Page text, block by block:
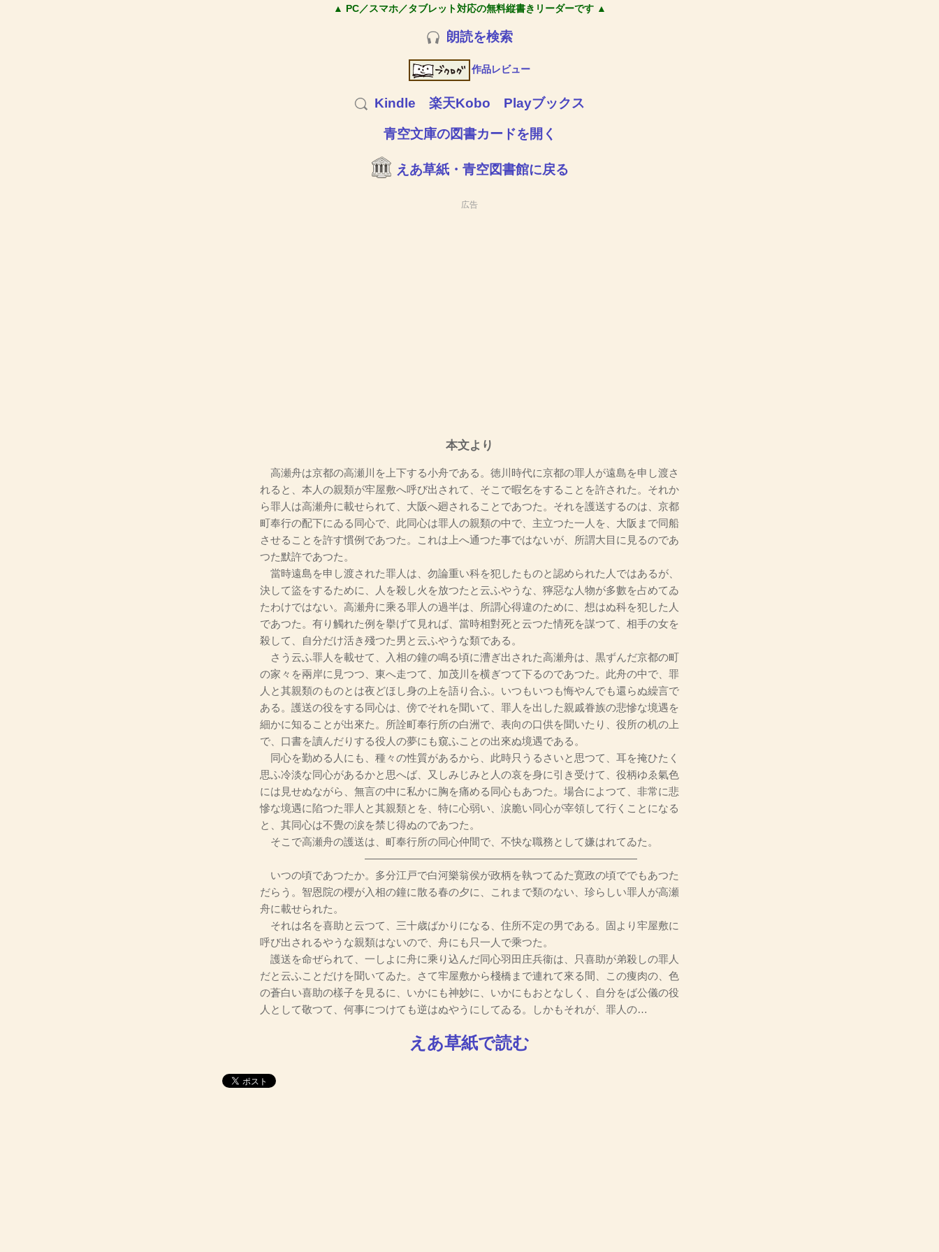
▲ PC／スマホ／タブレット対応の無料縦書きリーダーです ▲
朗読を検索
作品レビュー
Kindle 楽天Kobo Playブックス
青空文庫の図書カードを開く
えあ草紙・青空図書館に戻る
広告
本文より
高瀬舟は京都の高瀬川を上下する小舟である。徳川時代に京都の罪人が遠島を申し渡さ
れると、本人の親類が牢屋敷へ呼び出されて、そこで暇乞をすることを許された。それか
ら罪人は高瀬舟に載せられて、大阪へ廻されることであつた。それを護送するのは、京都
町奉行の配下にゐる同心で、此同心は罪人の親類の中で、主立つた一人を、大阪まで同船
させることを許す慣例であつた。これは上へ通つた事ではないが、所謂大目に見るのであ
つた默許であつた。
當時遠島を申し渡された罪人は、勿論重い科を犯したものと認められた人ではあるが、
決して盜をするために、人を殺し火を放つたと云ふやうな、獰惡な人物が多數を占めてゐ
たわけではない。高瀬舟に乘る罪人の過半は、所謂心得違のために、想はぬ科を犯した人
であつた。有り觸れた例を擧げて見れば、當時相對死と云つた情死を謀つて、相手の女を
殺して、自分だけ活き殘つた男と云ふやうな類である。
さう云ふ罪人を載せて、入相の鐘の鳴る頃に漕ぎ出された高瀬舟は、黒ずんだ京都の町
の家々を兩岸に見つつ、東へ走つて、加茂川を横ぎつて下るのであつた。此舟の中で、罪
人と其親類のものとは夜どほし身の上を語り合ふ。いつもいつも悔やんでも還らぬ繰言で
ある。護送の役をする同心は、傍でそれを聞いて、罪人を出した親戚眷族の悲慘な境遇を
細かに知ることが出來た。所詮町奉行所の白洲で、表向の口供を聞いたり、役所の机の上
で、口書を讀んだりする役人の夢にも窺ふことの出來ぬ境遇である。
同心を勤める人にも、種々の性質があるから、此時只うるさいと思つて、耳を掩ひたく
思ふ冷淡な同心があるかと思へば、又しみじみと人の哀を身に引き受けて、役柄ゆゑ氣色
には見せぬながら、無言の中に私かに胸を痛める同心もあつた。場合によつて、非常に悲
慘な境遇に陷つた罪人と其親類とを、特に心弱い、涙脆い同心が宰領して行くことになる
と、其同心は不覺の涙を禁じ得ぬのであつた。
そこで高瀬舟の護送は、町奉行所の同心仲間で、不快な職務として嫌はれてゐた。
――――――――――――――――――――――――――
いつの頃であつたか。多分江戸で白河樂翁侯が政柄を執つてゐた寛政の頃ででもあつた
だらう。智恩院の櫻が入相の鐘に散る春の夕に、これまで類のない、珍らしい罪人が高瀬
舟に載せられた。
それは名を喜助と云つて、三十歳ばかりになる、住所不定の男である。固より牢屋敷に
呼び出されるやうな親類はないので、舟にも只一人で乘つた。
護送を命ぜられて、一しよに舟に乘り込んだ同心羽田庄兵衞は、只喜助が弟殺しの罪人
だと云ふことだけを聞いてゐた。さて牢屋敷から棧橋まで連れて來る間、この痩肉の、色
の蒼白い喜助の樣子を見るに、いかにも神妙に、いかにもおとなしく、自分をば公儀の役
人として敬つて、何事につけても逆はぬやうにしてゐる。しかもそれが、罪人の…
えあ草紙で読む